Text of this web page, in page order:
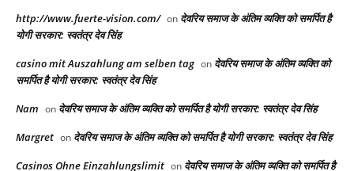
http://www.fuerte-vision.com/ on देवरिय समाज के अंतिम व्यक्ति को समर्पित है
योगी सरकार: स्वतंत्र देव सिंह
casino mit Auszahlung am selben tag on देवरिय समाज के अंतिम व्यक्ति को
समर्पित है योगी सरकार: स्वतंत्र देव सिंह
Nam on देवरिय समाज के अंतिम व्यक्ति को समर्पित है योगी सरकार: स्वतंत्र देव सिंह
Margret on देवरिय समाज के अंतिम व्यक्ति को समर्पित है योगी सरकार: स्वतंत्र देव सिंह
Casinos Ohne Einzahlungslimit on देवरिय समाज के अंतिम व्यक्ति को समर्पित है